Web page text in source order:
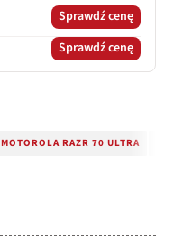
Sprawdź cenę
Sprawdź cenę
MOTOROLA RAZR 70 ULTRA